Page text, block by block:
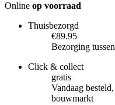
Online op voorraad
Thuisbezorgd
€89.95
Bezorging
Click & collect
gratis
Vandaag
bouwmarkt